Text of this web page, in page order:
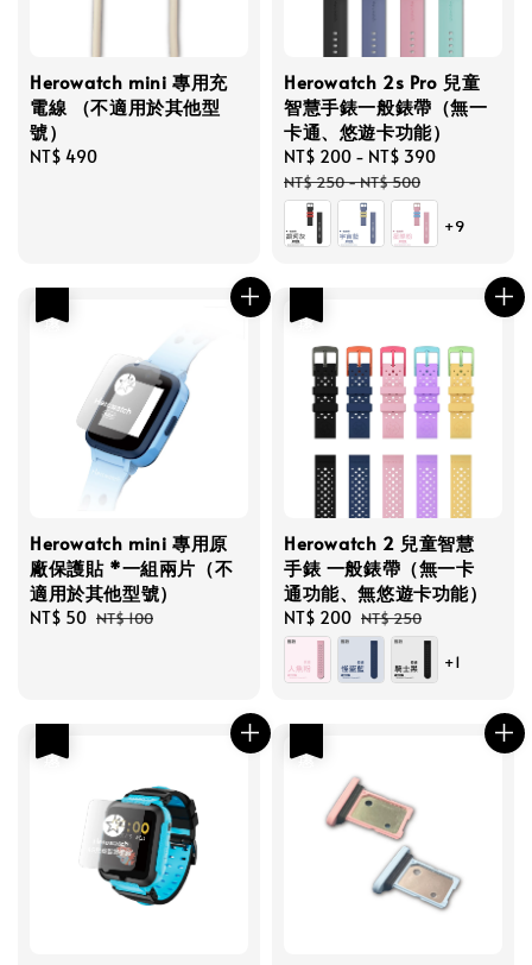
Herowatch mini 專用充
電線 （不適用於其他型
號）
Regular
NT$ 490
Herowatch 2s Pro 兒童
智慧手錶一般錶帶（無一
卡通、悠遊卡功能）
Sale
price
NT$ 200 - NT$ 390
NT$ 250-NT$ 500
+9
Herowatch mini 專用原
廠保護貼 *一組兩片（不
適用於其他型號）
Sale
NT$ 50 Regular
NT$ 100
Herowatch 2 兒童智慧
手錶 一般錶帶（無一卡
通功能、無悠遊卡功能）
Sale
price
NT$ 200 Regular
price
NT$ 250
+1